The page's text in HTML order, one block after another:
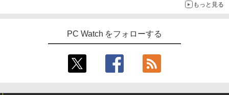
もっと見る
PC Watch をフォローする